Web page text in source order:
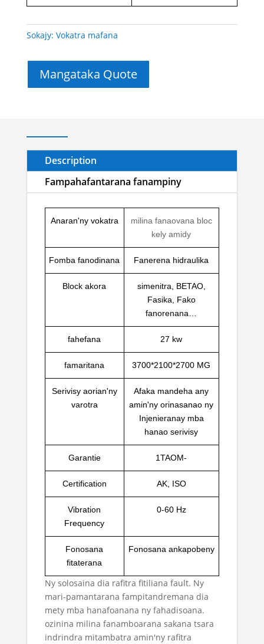
Sokajy: Vokatra mafana
Mangataka Quote
Description
Fampahafantarana fanampiny
Anaran'ny vokatra
milina fanaovana bloc
kely amidy
Fomba fanodinana Fanerena hidraulika
Block akora
simenitra, BETAO,
Fasika, Fako
fanorenana…
fahefana 27 kw
famaritana 3700*2100*2700 MG
Serivisy aorian'ny
varotra
Afaka mandeha any
amin'ny orinasanao ny
Injenieranay mba
hanao serivisy
Garantie 1TAOM-
Certification AK, ISO
Vibration
Frequency
0-60 Hz
Fonosana
fitaterana
Fonosana ankapobeny
Ny solosaina dia rafitra fitiliana fault. Ny
mari-pamantarana fampitandremana dia
mety mba hanafoanana ny fahadisoana.
ozinina milina fanamboarana sakana tsara
indrindra mitambatra amin'ny rafitra